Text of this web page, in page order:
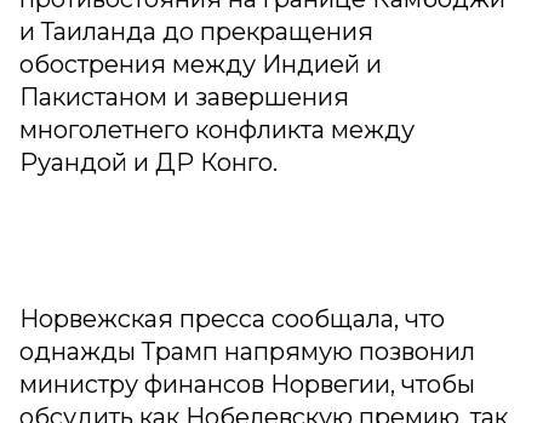
и Таиланда до прекращения
обострения между Индией и
Пакистаном и завершения
многолетнего конфликта между
Руандой и ДР Конго.
Норвежская пресса сообщала, что
однажды Трамп напрямую позвонил
министру финансов Норвегии, чтобы
обсудить как Нобелевскую премию, так